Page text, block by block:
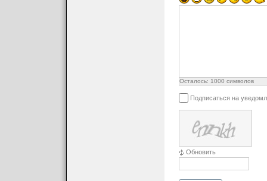
Осталось: 1000 символов
Подписаться на
Обновить